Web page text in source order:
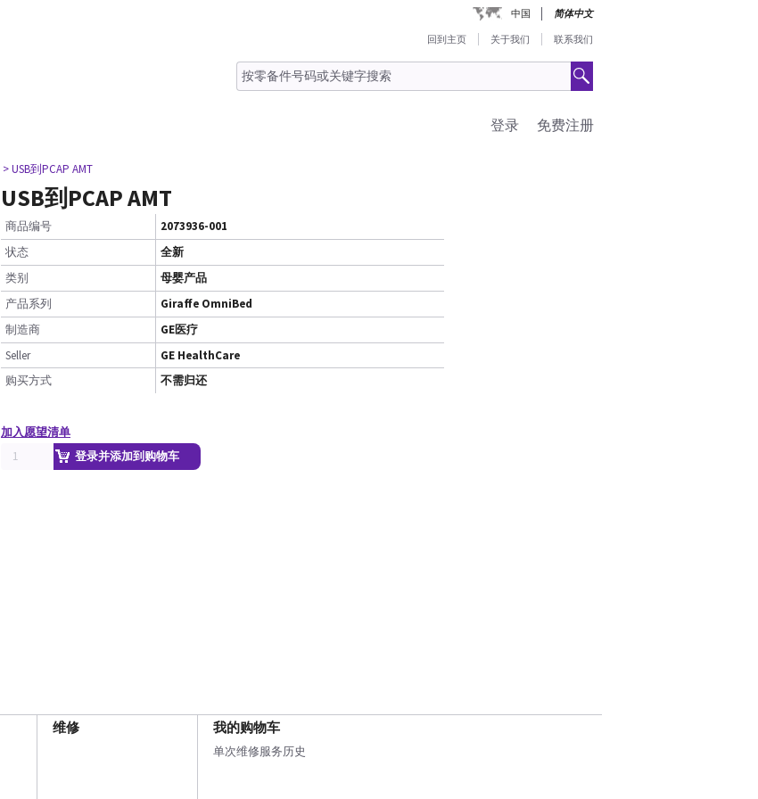
中国 简体中文
回到主页 关于我们 联系我们
免费注册
登录
> USB到PCAP AMT
USB到PCAP AMT
商品编号
2073936-001
状态
全新
类别
母婴产品
产品系列
Giraffe OmniBed
制造商
GE医疗
Seller
GE HealthCare
购买方式
不需归还
加入愿望清单
登录并添加到购物车
维修 我的购物车
单次维修服务历史